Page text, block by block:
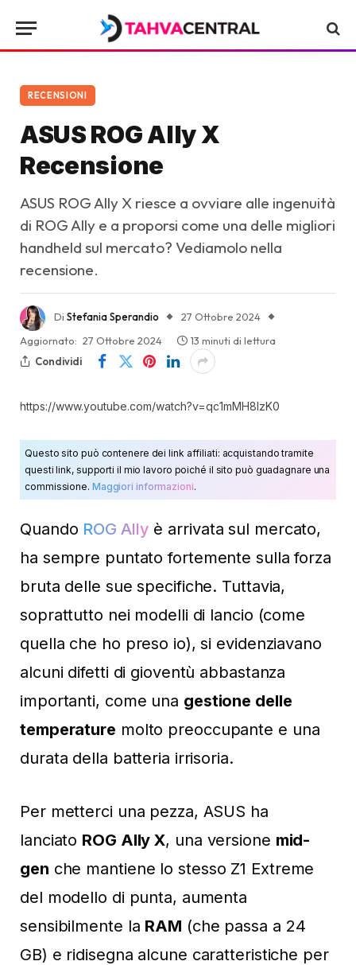
RECENSIONI
ASUS ROG Ally X
Recensione
ASUS ROG Ally X riesce a ovviare alle ingenuità
di ROG Ally e a proporsi come una delle migliori
handheld sul mercato? Vediamolo nella
recensione.
Di Stefania Sperandio
27 Ottobre 2024
Aggiornato: 27 Ottobre 2024
13 minuti di lettura
Condividi
https://www.youtube.com/watch?v=qc1mMH8lzK0
Questo sito può contenere dei link affiliati: acquistando tramite
questi link, supporti il mio lavoro poiché il sito può guadagnare una
commissione. Maggiori informazioni.
Quando ROG Ally è arrivata sul mercato,
ha sempre puntato fortemente sulla forza
bruta delle sue specifiche. Tuttavia,
soprattutto nei modelli di lancio (come
quella che ho preso io), si evidenziavano
alcuni difetti di gioventù abbastanza
importanti, come una gestione delle
temperature molto preoccupante e una
durata della batteria irrisoria.
Per metterci una pezza, ASUS ha
lanciato ROG Ally X, una versione mid-
gen che mantiene lo stesso Z1 Extreme
del modello di punta, aumenta
sensibilmente la RAM (che passa a 24
GB) e ridisegna alcune caratteristiche per